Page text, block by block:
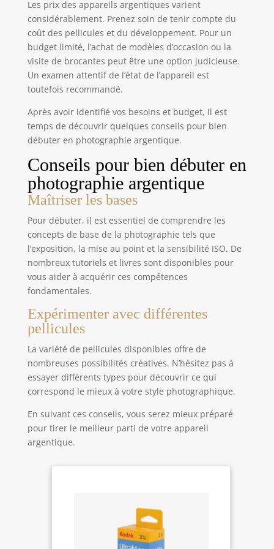
les vlogs et les vidéos face caméra. La molette
supérieure facilite le passage entre photo, vidéo,
ralenti et filtres. La fonction pause permet
d’interrompre puis de reprendre l’enregistrement
et simplifie le montage. WEBCAM ET DEUX MODES
DE CHARGE :Connectez l’appareil à un ordinateur
par USB et sélectionnez le mode Webcam pour les
appels vidéo, le streaming, les cours en ligne ou
les vlogs. Les deux batteries rechargeables se
chargent directement par USB ou séparément
CRÉATIFS ET KIT DE VOYAGE :Profitez de 20 filtres,
de l’anti-tremblement, du flash, de la rafale, du
time-lapse, du ralenti, de la détection de
une carte SD 32 Go, deux batteries, une station de
chiffon, une dragonne et une housse.
Les prix des appareils argentiques varient
considérablement. Prenez soin de tenir compte du
coût des pellicules et du développement. Pour un
budget limité, l’achat de modèles d’occasion ou la
visite de brocantes peut être une option judicieuse.
Un examen attentif de l’état de l’appareil est
toutefois recommandé.
Après avoir identifié vos besoins et budget, il est
temps de découvrir quelques conseils pour bien
débuter en photographie argentique.
Conseils pour bien débuter en
photographie argentique
Maîtriser les bases
Pour débuter, il est essentiel de comprendre les
concepts de base de la photographie tels que
l’exposition, la mise au point et la sensibilité ISO. De
nombreux tutoriels et livres sont disponibles pour
vous aider à acquérir ces compétences
fondamentales.
Expérimenter avec différentes
pellicules
La variété de pellicules disponibles offre de
nombreuses possibilités créatives. N’hésitez pas à
essayer différents types pour découvrir ce qui
correspond le mieux à votre style photographique.
En suivant ces conseils, vous serez mieux préparé
pour tirer le meilleur parti de votre appareil
argentique.